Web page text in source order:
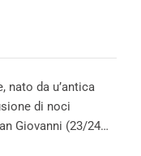
nato da u’antica
di noci
Giovanni (23/24…